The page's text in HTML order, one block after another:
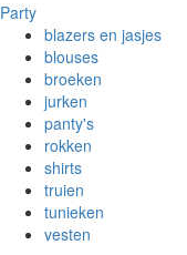
Party
blazers en jasjes
blouses
broeken
jurken
panty's
rokken
shirts
truien
tunieken
vesten